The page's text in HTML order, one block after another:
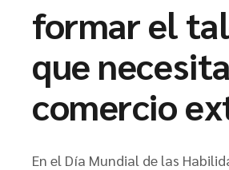
formar el
que
comercio
En el Día Mundial de las